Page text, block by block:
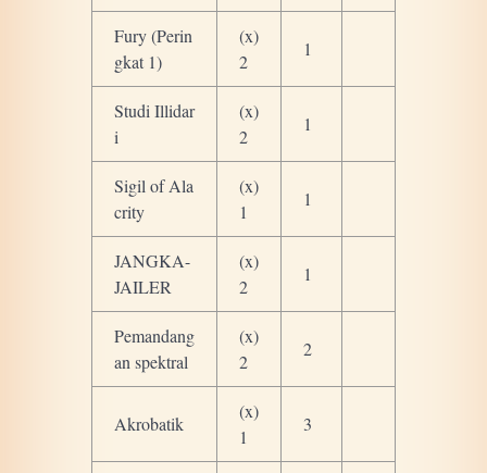
Fury (Perin
gkat 1)
(x)
2
1
Studi Illidar
i
(x)
2
1
Sigil of Ala
crity
(x)
1
1
JANGKA-
JAILER
(x)
2
1
Pemandang
an spektral
(x)
2
2
Akrobatik
(x)
1
3